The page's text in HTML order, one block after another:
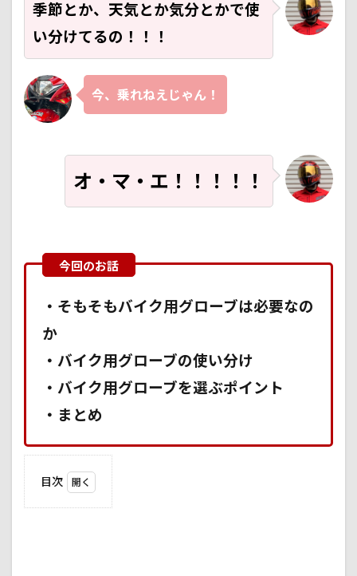
季節とか、天気とか気分とかで使
い分けてるの！！！
今、乗れねえじゃん！
オ・マ・エ！！！！！
・そもそもバイク用グローブは必要なの
か
・バイク用グローブの使い分け
・バイク用グローブを選ぶポイント
・まとめ
目次